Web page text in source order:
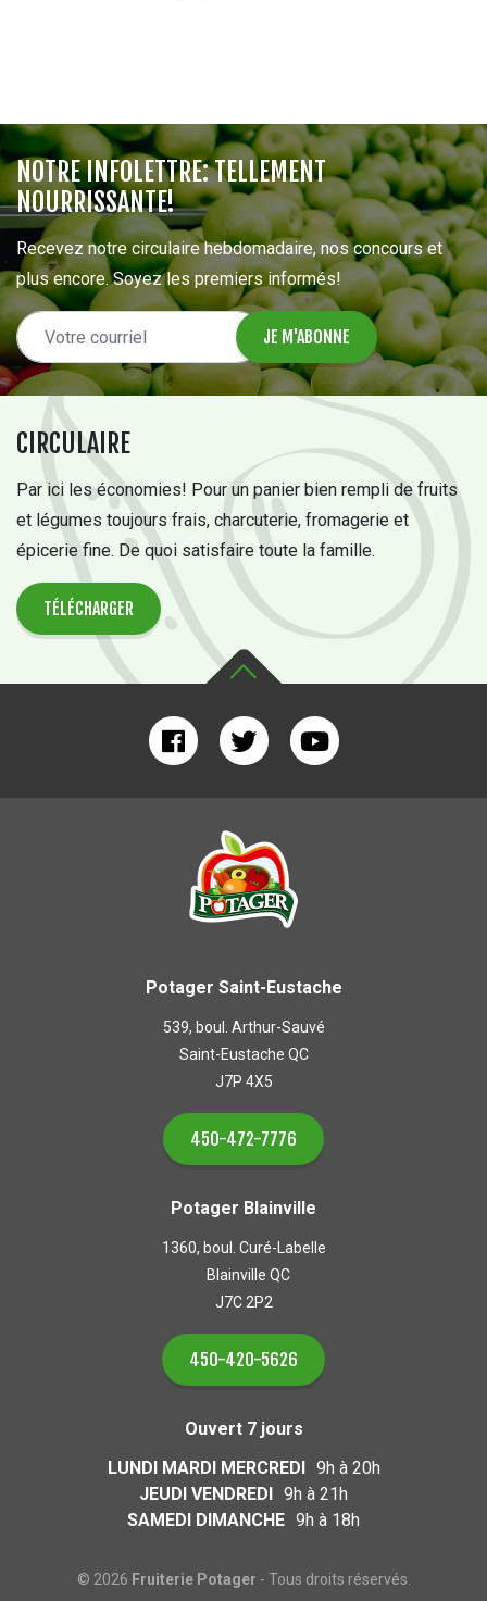
CIRCULAIRE
Par ici les économies! Pour un panier bien rempli de fruits
et légumes toujours frais, charcuterie, fromagerie et
épicerie fine. De quoi satisfaire toute la famille.
TÉLÉCHARGER
NOTRE INFOLETTRE: TELLEMENT
NOURRISSANTE!
Recevez notre circulaire hebdomadaire, nos concours et
plus encore. Soyez les premiers informés!
Potager Saint-Eustache
539, boul. Arthur-Sauvé
Saint-Eustache QC
J7P 4X5
450-472-7776
Potager Blainville
1360, boul. Curé-Labelle
Blainville QC
J7C 2P2
450-420-5626
Ouvert 7 jours
LUNDI MARDI MERCREDI 9h à 20h
JEUDI VENDREDI 9h à 21h
SAMEDI DIMANCHE 9h à 18h
© 2026 Fruiterie Potager - Tous droits réservés.